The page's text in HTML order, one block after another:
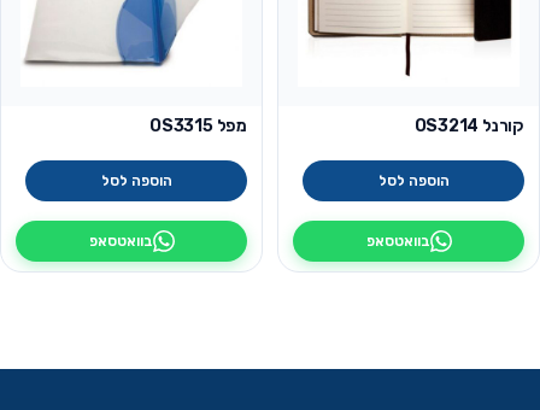
קורנל OS3214
הוספה לסל
בוואטסאפ
מפל OS3315
הוספה לסל
בוואטסאפ